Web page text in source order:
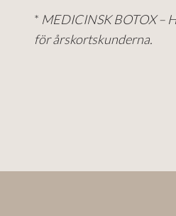
* MEDICINSK BOTOX –
för årskortskunderna.